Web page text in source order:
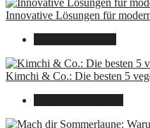
Innovative Lösungen für
Kimchi & Co.: Die besten 5